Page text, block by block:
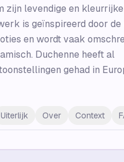
zijn levendige en kleurrijke
is geïnspireerd door de
en wordt vaak
Duchenne heeft al
gehad in
Uiterlijk Over Context